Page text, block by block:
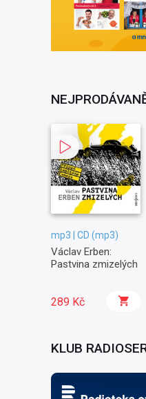
mp3 | CD (mp3)
Václav Erben:
Pastvina zmizelých
289 Kč
KLUB